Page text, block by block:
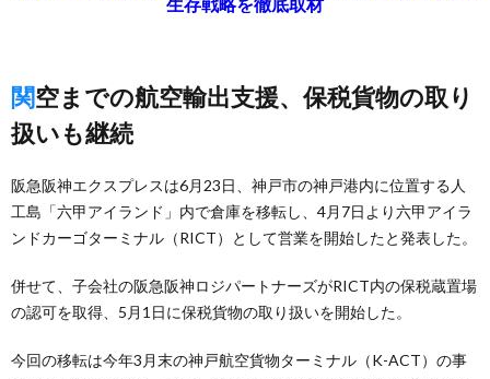
関空までの航空輸出支援、保税貨物の取り
扱いも継続
阪急阪神エクスプレスは6月23日、神戸市の神戸港内に位置する人
工島「六甲アイランド」内で倉庫を移転し、4月7日より六甲アイラ
ンドカーゴターミナル（RICT）として営業を開始したと発表した。
併せて、子会社の阪急阪神ロジパートナーズがRICT内の保税蔵置場
の認可を取得、5月1日に保税貨物の取り扱いを開始した。
今回の移転は今年3月末の神戸航空貨物ターミナル（K-ACT）の事